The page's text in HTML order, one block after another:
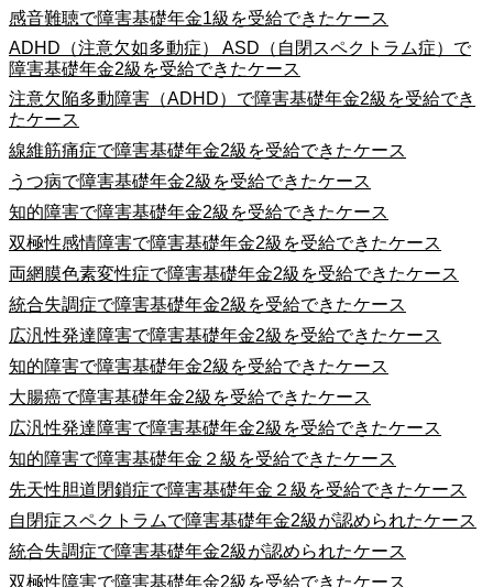
感音難聴で障害基礎年金1級を受給できたケース
ADHD（注意欠如多動症） ASD（自閉スペクトラム症）で
障害基礎年金2級を受給できたケース
注意欠陥多動障害（ADHD）で障害基礎年金2級を受給でき
たケース
線維筋痛症で障害基礎年金2級を受給できたケース
うつ病で障害基礎年金2級を受給できたケース
知的障害で障害基礎年金2級を受給できたケース
双極性感情障害で障害基礎年金2級を受給できたケース
両網膜色素変性症で障害基礎年金2級を受給できたケース
統合失調症で障害基礎年金2級を受給できたケース
広汎性発達障害で障害基礎年金2級を受給できたケース
知的障害で障害基礎年金2級を受給できたケース
大腸癌で障害基礎年金2級を受給できたケース
広汎性発達障害で障害基礎年金2級を受給できたケース
知的障害で障害基礎年金２級を受給できたケース
先天性胆道閉鎖症で障害基礎年金２級を受給できたケース
自閉症スペクトラムで障害基礎年金2級が認められたケース
統合失調症で障害基礎年金2級が認められたケース
双極性障害で障害基礎年金2級を受給できたケース